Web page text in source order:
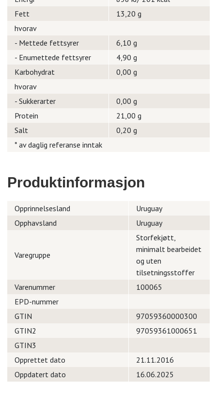
Fett
13,20 g
hvorav
- Mettede fettsyrer
6,10 g
- Enumettede fettsyrer
4,90 g
Karbohydrat
0,00 g
hvorav
- Sukkerarter
0,00 g
Protein
21,00 g
Salt
0,20 g
* av daglig referanse inntak
Produktinformasjon
Opprinnelsesland
Uruguay
Opphavsland
Uruguay
Varegruppe
Storfekjøtt,
minimalt bearbeidet
og uten
tilsetningsstoffer
Varenummer
100065
EPD-nummer
GTIN
97059360000300
GTIN2
97059361000651
GTIN3
Opprettet dato
21.11.2016
Oppdatert dato
16.06.2025